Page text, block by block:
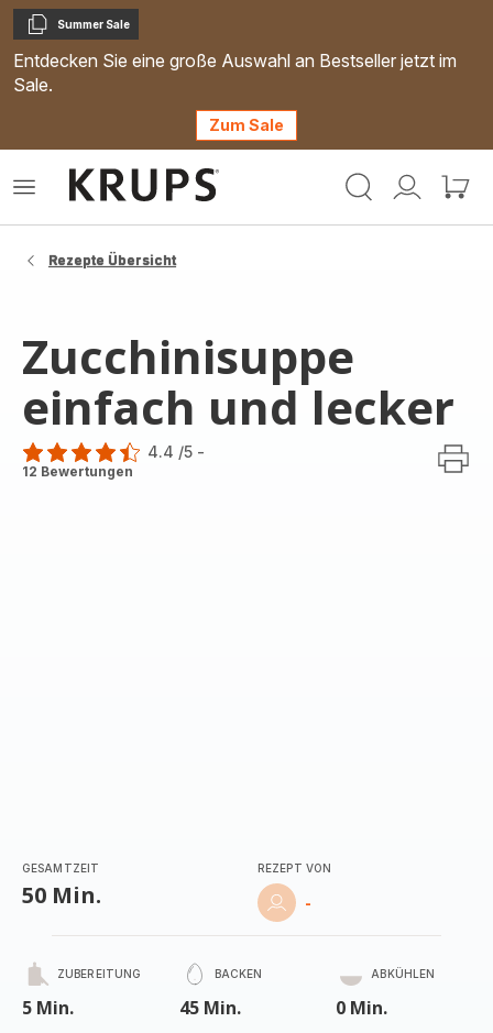
Kopieren
Summer Sale
Entdecken Sie eine große Auswahl an Bestseller jetzt im
Sale.
Zum Sale
Mein
Mein
Das
Rezepte Übersicht
Zucchinisuppe
einfach und lecker
ratings.4.4
4.4 /5 -
12 Bewertungen
GESAMTZEIT
50 Min.
REZEPT VON
-
ZUBEREITUNG
5 Min.
BACKEN
45 Min.
ABKÜHLEN
0 Min.